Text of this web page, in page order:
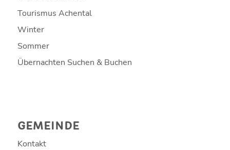
Tourismus Achental
Winter
Sommer
Übernachten Suchen & Buchen
GEMEINDE
Kontakt